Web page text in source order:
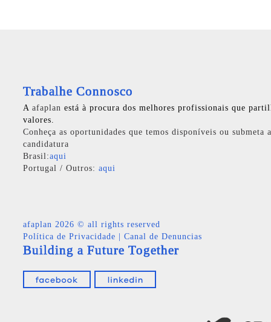
Trabalhe Connosco
A afaplan está à procura dos melhores profissionais que
valores.
Conheça as oportunidades que temos disponíveis ou submeta
candidatura
Brasil:aqui
Portugal / Outros: aqui
afaplan 2026 © all rights reserved
Política de Privacidade
Canal de Denuncias
Building a Future Together